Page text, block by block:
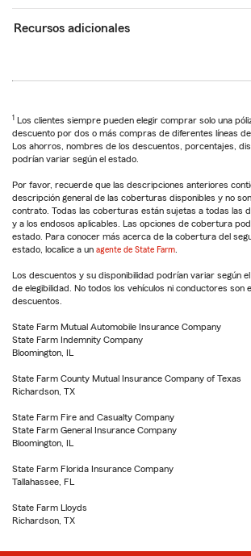
Recursos adicionales
1 Los clientes siempre pueden elegir comprar solo una
descuento por dos o más compras de diferentes líneas
Los ahorros, nombres de los descuentos, porcentajes,
podrían variar según el estado.
Por favor, recuerde que las descripciones anteriores
descripción general de las coberturas disponibles y no
contrato. Todas las coberturas están sujetas a todas las
y a los endosos aplicables. Las opciones de cobertura
estado. Para conocer más acerca de la cobertura del
estado, localice a un agente de State Farm
Los descuentos y su disponibilidad podrían variar según
de elegibilidad. No todos los vehículos ni conductores son
descuentos.
State Farm Mutual Automobile Insurance Company
State Farm Indemnity Company
Bloomington, IL
State Farm County Mutual Insurance Company of Texas
Richardson, TX
State Farm Fire and Casualty Company
State Farm General Insurance Company
Bloomington, IL
State Farm Florida Insurance Company
Tallahassee, FL
State Farm Lloyds
Richardson, TX